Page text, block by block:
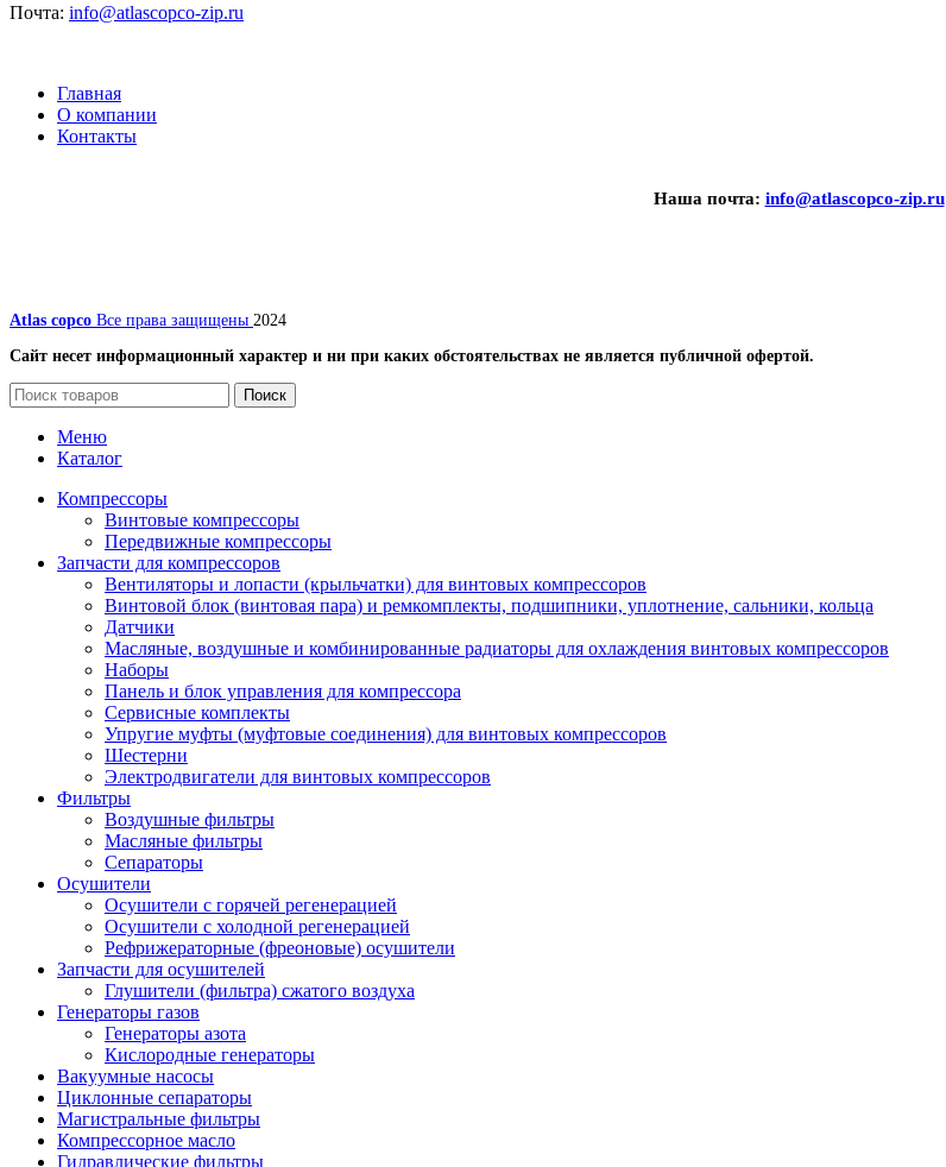
Почта: info@atlascopco-zip.ru
Главная
О компании
Контакты
Наша почта: info@atlascopco-zip.ru
Atlas copco Все права защищены 2024
Сайт несет информационный характер и ни при каких обстоятельствах не является публичной офертой.
Поиск
Меню
Каталог
Компрессоры
Винтовые компрессоры
Передвижные компрессоры
Запчасти для компрессоров
Вентиляторы и лопасти (крыльчатки) для винтовых компрессоров
Винтовой блок (винтовая пара) и ремкомплекты, подшипники, уплотнение, сальники, кольца
Датчики
Масляные, воздушные и комбинированные радиаторы для охлаждения винтовых компрессоров
Наборы
Панель и блок управления для компрессора
Сервисные комплекты
Упругие муфты (муфтовые соединения) для винтовых компрессоров
Шестерни
Электродвигатели для винтовых компрессоров
Фильтры
Воздушные фильтры
Масляные фильтры
Сепараторы
Осушители
Осушители с горячей регенерацией
Осушители с холодной регенерацией
Рефрижераторные (фреоновые) осушители
Запчасти для осушителей
Глушители (фильтра) сжатого воздуха
Генераторы газов
Генераторы азота
Кислородные генераторы
Вакуумные насосы
Циклонные сепараторы
Магистральные фильтры
Компрессорное масло
Гидравлические фильтры